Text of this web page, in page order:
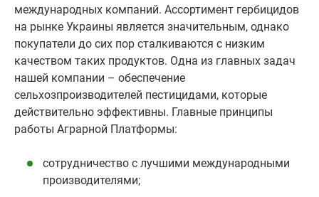
международных компаний. Ассортимент гербицидов
на рынке Украины является значительным, однако
покупатели до сих пор сталкиваются с низким
качеством таких продуктов. Одна из главных задач
нашей компании – обеспечение
сельхозпроизводителей пестицидами, которые
действительно эффективны. Главные принципы
работы Аграрной Платформы:
сотрудничество с лучшими международными
производителями;